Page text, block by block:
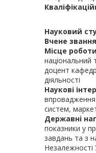
Науковий
Вчене звання
Місце
національний
доцент
діяльності
Наукові
систем,
Державні
показники у
завдань та з
Незалежності